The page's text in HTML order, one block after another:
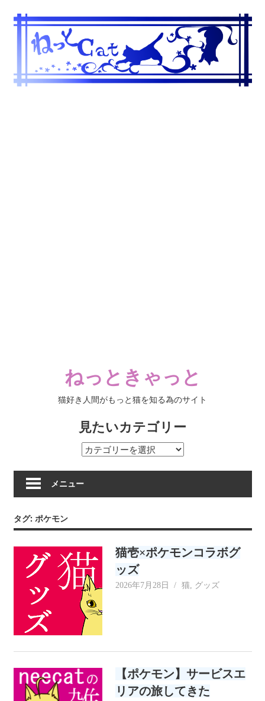
ねっときゃっと
猫好き人間がもっと猫を知る為のサイト
見たいカテゴリー
見
い
カ
ゴ
ー
メニュー
タグ: ポケモン
猫壱×ポケモンコラボグ
ッズ
2026年7月28日 neecat
猫, グッズ
【ポケモン】サービスエ
リアの旅してきた